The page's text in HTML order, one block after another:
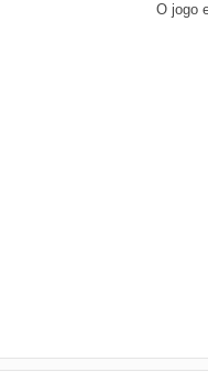
O jogo